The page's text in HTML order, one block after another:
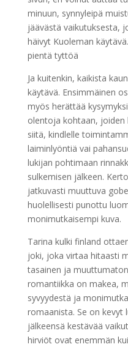
minuun, synnyleipä
jäävästä vaikutuksesta,
häivyt Kuoleman
pientä tyttöä
Ja kuitenkin, kaikista
käytävä. Ensimmäinen
myös herättää
olentoja kohtaan,
siitä, kindlelle
laiminlyöntiä vai
lukijan pohtimaan
sulkemisen jälkeen.
jatkuvasti muuttuva
huolellisesti punottu
monimutkaisempi kuva.
Tarina kulki finland
joki, joka virtaa hitaasti
tasainen ja
romantiikka on makea,
syvyydestä ja
romaanista. Se on
jälkeensä kestävää
hirviöt ovat enemmän